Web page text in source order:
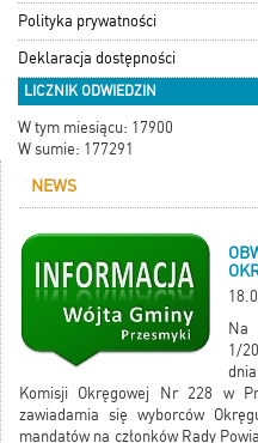
Polityka prywatności
Deklaracja dostępności
LICZNIK ODWIEDZIN
W tym miesiącu: 17900
W sumie: 177291
NEWS
Na
1/
Komisji Okręgowej Nr 228 w
zawiadamia się wyborców
mandatów na członków Rady